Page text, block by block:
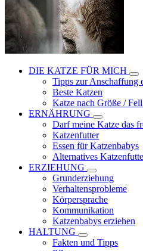
DIE KATZE FÜR MICH
Tipps zur Anschaffung
Beste Katzen
Katze nach Größe /
ERNÄHRUNG
Darf meine Katze das
Katzenfutter
Essen für Katzenbabys
Alternatives
ERZIEHUNG
Grunderziehung
Verhaltensprobleme
Körpersprache
Kommunikation
Katzenbabys erziehen
HALTUNG
Fakten und Tipps